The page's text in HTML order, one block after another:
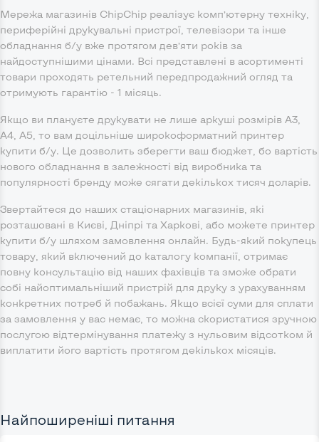
Мережа магазинів ChipChip реалізує комп’ютерну техніку,
периферійні друкувальні пристрої, телевізори та інше
обладнання б/у вже протягом дев’яти років за
найдоступнішими цінами. Всі представлені в асортименті
товари проходять ретельний передпродажний огляд та
отримують гарантію - 1 місяць.
Якщо ви плануєте друкувати не лише аркуші розмірів А3,
А4, А5, то вам доцільніше широкоформатний принтер
купити б/у. Це дозволить зберегти ваш бюджет, бо вартість
нового обладнання в залежності від виробника та
популярності бренду може сягати декількох тисяч доларів.
Звертайтеся до наших стаціонарних магазинів, які
розташовані в Києві, Дніпрі та Харкові, або можете принтер
купити б/у шляхом замовлення онлайн. Будь-який покупець
товару, який включений до каталогу компанії, отримає
повну консультацію від наших фахівців та зможе обрати
собі найоптимальніший пристрій для друку з урахуванням
конкретних потреб й побажань. Якщо всієї суми для сплати
за замовлення у вас немає, то можна скористатися зручною
послугою відтермінування платежу з нульовим відсотком й
виплатити його вартість протягом декількох місяців.
Найпоширеніші питання